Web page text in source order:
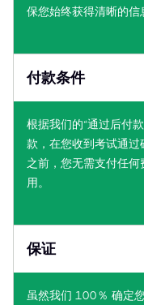
保您始终获得清晰的信
付款条件
根据我们的“通过后付款
款，在您收到考试通过
之前，您无需支付任何
用。
保证
虽然我们 100％ 确定